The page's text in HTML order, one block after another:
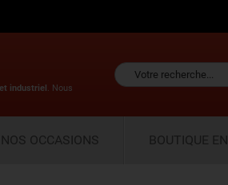
industriel . Nous
NOS OCCASIONS BOUTIQUE